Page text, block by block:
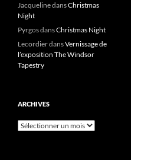
JacquelinedansChristmas
Night
PyrgosdansChristmas Night
LecordierdansVernissage de
l’exposition The Windsor
Tapestry
ARCHIVES
Archives